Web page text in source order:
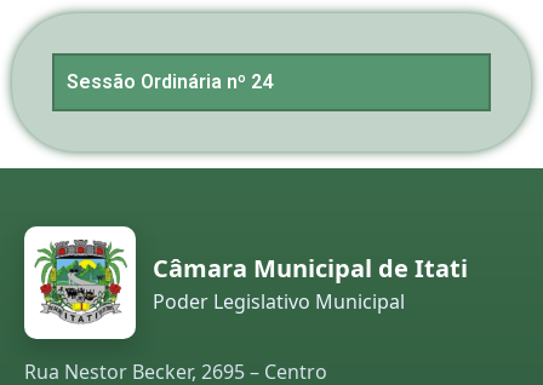
Sessão Ordinária nº 24
Câmara Municipal de Itati
Poder Legislativo Municipal
Rua Nestor Becker, 2695 – Centro